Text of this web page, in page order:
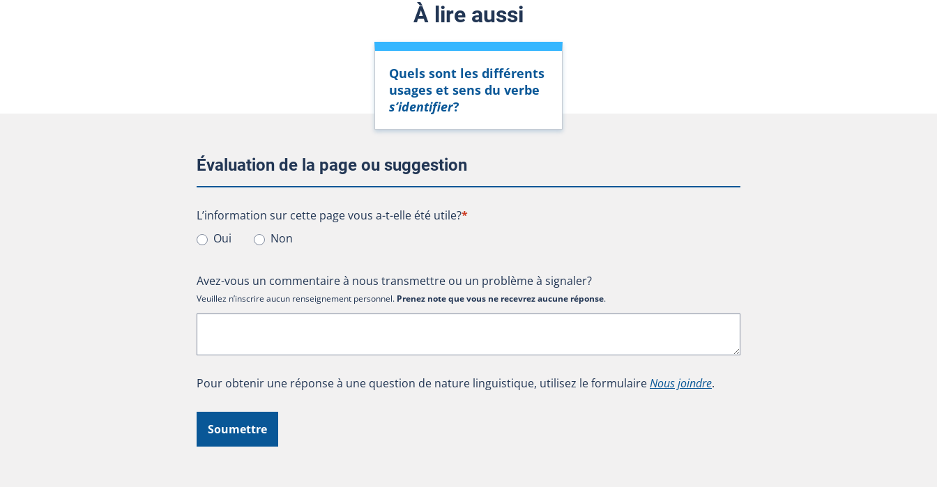
À lire aussi
Quels sont les différents
usages et sens du verbe
s’identifier?
Évaluation de la page ou suggestion
L’information sur cette page vous a-t-elle été utile?
L’information sur cette page vous a-t-elle été utile?*
Oui
Non
Avez-vous un commentaire à nous transmettre ou un problème à signaler?
Veuillez n’inscrire aucun renseignement personnel. Prenez note que vous ne recevrez aucune réponse.
Pour obtenir une réponse à une question de nature linguistique, utilisez le formulaireNous joindre.
Soumettre